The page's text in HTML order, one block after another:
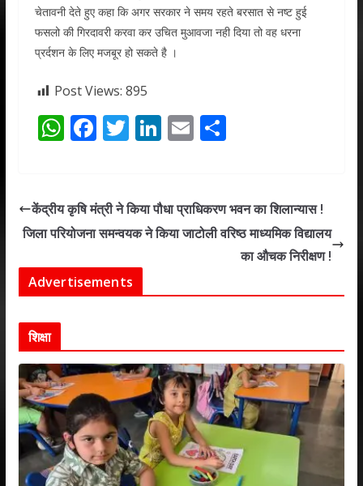
चेतावनी देते हुए कहा कि अगर सरकार ने समय रहते बरसात से नष्ट हुई
फसलो की गिरदावरी करवा कर उचित मुआवजा नही दिया तो वह धरना
प्रर्दशन के लिए मजबूर हो सकते है ।
Post Views: 895
W
s
A
p
F
b
o
k
T
er
Li
e
dI
E
l
S
e
केंद्रीय कृषि मंत्री ने किया पौधा प्राधिकरण भवन का शिलान्यास !
जिला परियोजना समन्वयक ने किया जाटोली वरिष्ठ माध्यमिक विद्यालय
का औचक निरीक्षण !
Advertisements
शिक्षा